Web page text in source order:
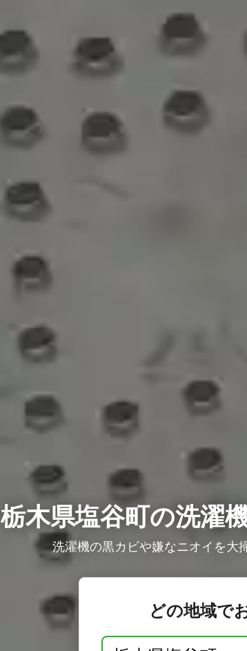
栃木県塩谷町の洗濯
洗濯機の黒カビや嫌なニオイを大
どの地域で